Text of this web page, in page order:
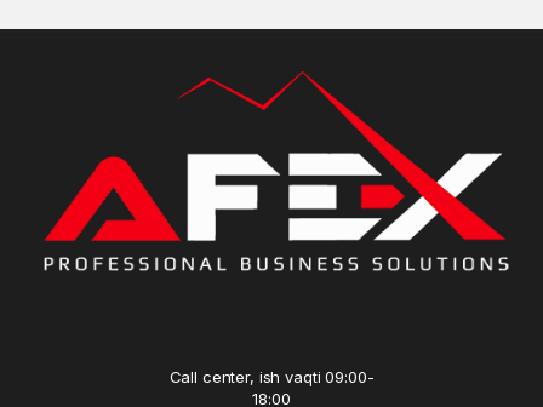
Call center, ish vaqti 09:00-
18:00